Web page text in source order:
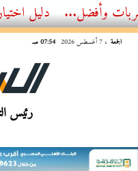
الجمعة ، 7 أغسطس 2026 07:54 صـ
رئيس